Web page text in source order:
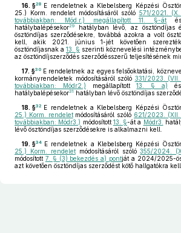
16. §28 E rendeletnek a Klebelsberg Képzési
25.) Korm. rendelet módosításáról szóló 571/2021.
továbbiakban: Mód.r.) megállapított 11. §-át
hatálybalépésekor29
hatályban lévő, az ösztöndíjas
ösztöndíjas szerződésekre, továbbá azokra a volt
kell, akik 2021. június 1-jét követően
ösztöndíjasnak a 13. § szerinti köznevelési
az ösztöndíjszerződés szerződésszerű teljesítésének
17. §30 E rendeletnek az egyes felsőoktatási,
kormányrendeletek módosításáról szóló 331/2023.
továbbiakban: Módr2.) megállapított13. § a)
hatálybalépésekor31 hatályban lévő ösztöndíjas
18. §32 E rendeletnek a Klebelsberg Képzési
25.) Korm. rendeletmódosításáról szóló 621/2023.
továbbiakban: Módr3.) módosított 13. §-át a Módr3.
lévő ösztöndíjas szerződésekre is alkalmazni kell.
19. §34 E rendeletnek a Klebelsberg Képzési
25.) Korm. rendeletmódosításáról szóló355/2024.
módosított 7. § (3) bekezdés a) pontját a 2024/2025-
azt követően ösztöndíjas szerződést kötő hallgatókra